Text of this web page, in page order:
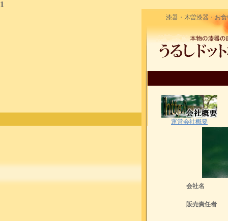
1
漆器・木曽漆器・お
運営会社概要
会社名
販売責任者